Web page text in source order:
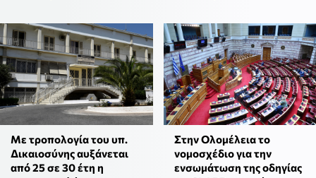
Με τροπολογία του υπ.
Δικαιοσύνης αυξάνεται
από 25 σε 30 έτη η
Στην Ολομέλεια το
νομοσχέδιο για την
ενσωμάτωση της οδηγίας